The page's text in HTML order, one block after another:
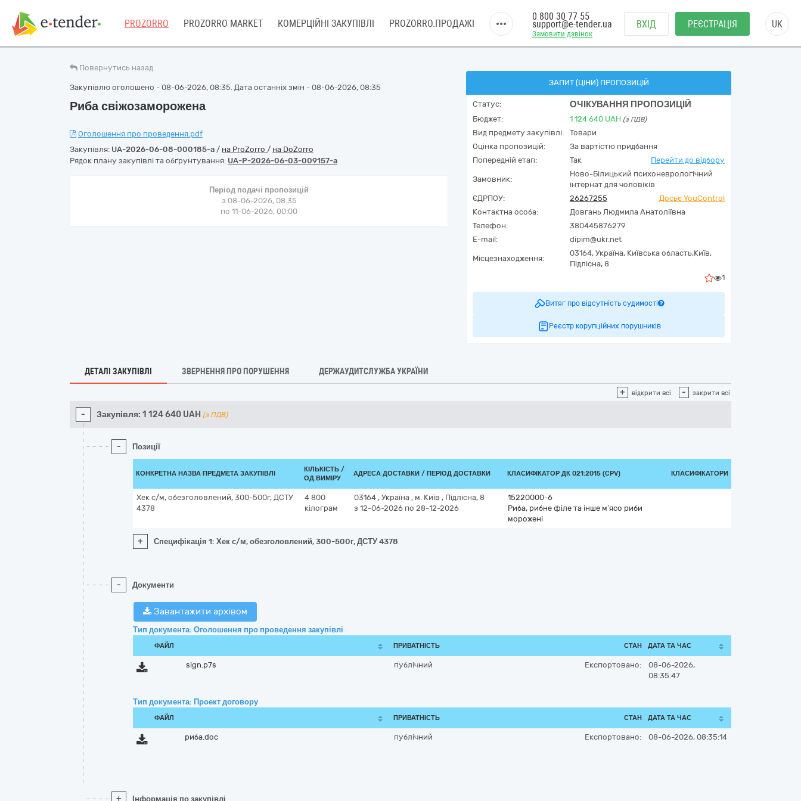
PROZORRO PROZORRO MARKET КОМЕРЦІЙНІ ЗАКУПІВЛІ PROZORRO.ПРОДАЖІ
Замовити дзвінок
0 800 30 77 55
support@e-tender.ua ВХІД РЕЄСТРАЦІЯ UK
Повернутись назад
Закупівлю оголошено - 08-06-2026, 08:35. Дата останніх змін - 08-06-2026, 08:35
Риба свіжозаморожена
Оголошення про проведення.pdf
Закупівля: UA-2026-06-08-000185-a / на ProZorro / на DoZorro
Рядок плану закупівлі та обґрунтування: UA-P-2026-06-03-009157-a
Період подачі пропозицій
з 08-06-2026, 08:35
по 11-06-2026, 00:00
ЗАПИТ (ЦІНИ) ПРОПОЗИЦІЙ
Статус: ОЧІКУВАННЯ ПРОПОЗИЦІЙ
Бюджет: 1 124 640 UAH (з ПДВ)
Вид предмету закупівлі:
Товари
Оцінка пропозицій:
За вартістю придбання
Попередній етап:
Так Перейти до відбору
Замовник:
Ново-Білицький психоневрологічний
інтернат для чоловіків
ЄДРПОУ:
26267255
Досьє YouControl
Контактна особа:
Довгань Людмила Анатоліївна
Телефон:
380445876279
E-mail:
dipim@ukr.net
Місцезнаходження:
03164, Україна, Київська область,Київ,
Підлісна, 8
1
Витяг про відсутність судимості
Реєстр корупційних порушників
ДЕТАЛІ ЗАКУПІВЛІ ЗВЕРНЕННЯ ПРО ПОРУШЕННЯ ДЕРЖАУДИТСЛУЖБА УКРАЇНИ
+ відкрити всі - закрити всі
- Закупівля: 1 124 640 UAH (з ПДВ)
- Позиції
КОНКРЕТНА НАЗВА ПРЕДМЕТА ЗАКУПІВЛІ
КІЛЬКІСТЬ /
ОД.ВИМІРУ
АДРЕСА ДОСТАВКИ / ПЕРІОД ДОСТАВКИ КЛАСИФІКАТОР ДК 021:2015 (CPV) КЛАСИФІКАТОРИ
Хек с/м, обезголовлений, 300-500г, ДСТУ
4378
4 800
кілограм
03164 , Україна , м. Київ , Підлісна, 8
з 12-06-2026 по 28-12-2026
15220000-6
Риба, рибне філе та інше м’ясо риби
морожені
+ Специфікація 1: Хек с/м, обезголовлений, 300-500г, ДСТУ 4378
- Документи
Завантажити архівом
Тип документа: Оголошення про проведення закупівлі
ФАЙЛ ПРИВАТНІСТЬ СТАН ДАТА ТА ЧАС
sign.p7s публічний Експортовано:
08-06-2026,
08:35:47
Тип документа: Проект договору
ФАЙЛ ПРИВАТНІСТЬ СТАН ДАТА ТА ЧАС
риба.doc публічний Експортовано: 08-06-2026, 08:35:14
+ Інформація по закупівлі